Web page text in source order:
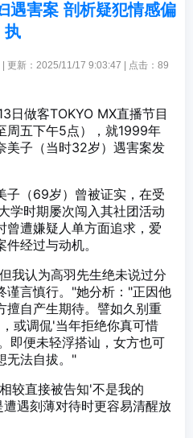
遇害案 剖析疑犯情感偏
执
更新：2025/11/17 9:03:47 | 点击： 89
日做客TOKYO MX直播节目
周五下午5点），就1999年
美子（当时32岁）遇害案发
子（69岁）曾被证实，在受
学时期屡次闯入其社团活动
曾遭嫌疑人单方面追求，爱
经过与动机。
我认为高羽先生绝未说过分
谨言慎行。"她分析："正因他
擅自产生期待。譬如久别重
或调侃'当年拒绝你真可惜
即便未轻浮搭讪，女方也可
无法自拔。"
较直接被告知'不是我的
遇刻薄对待时更容易清醒放